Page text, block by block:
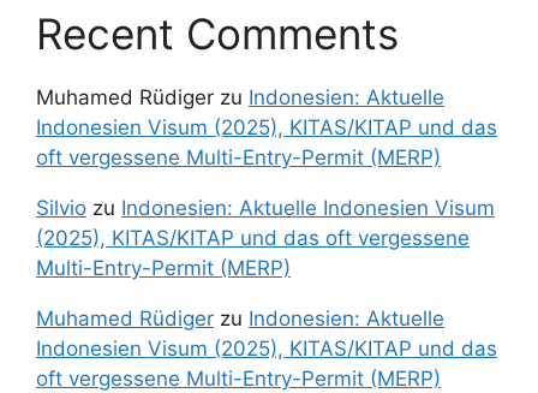
Recent Comments
Muhamed Rüdiger zu Indonesien: Aktuelle
Indonesien Visum (2025), KITAS/KITAP und das
oft vergessene Multi-Entry-Permit (MERP)
Silvio zu Indonesien: Aktuelle Indonesien Visum
(2025), KITAS/KITAP und das oft vergessene
Multi-Entry-Permit (MERP)
Muhamed Rüdiger zu Indonesien: Aktuelle
Indonesien Visum (2025), KITAS/KITAP und das
oft vergessene Multi-Entry-Permit (MERP)